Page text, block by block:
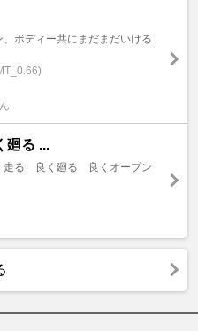
ボディー共にまだまだいける
廻る ...
走る 良く廻る 良くオープン